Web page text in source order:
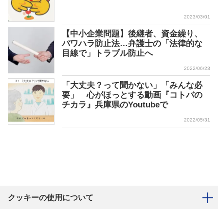
2023/03/01
【中小企業問題】後継者、資金繰り、
パワハラ防止法…弁護士の「法律的な
目線で」トラブル防止へ
2022/06/23
「大丈夫？って聞かない」「みんな必
要」 心がほっとする動画『コトバの
チカラ』兵庫県のYoutubeで
2022/05/31
クッキーの使用について